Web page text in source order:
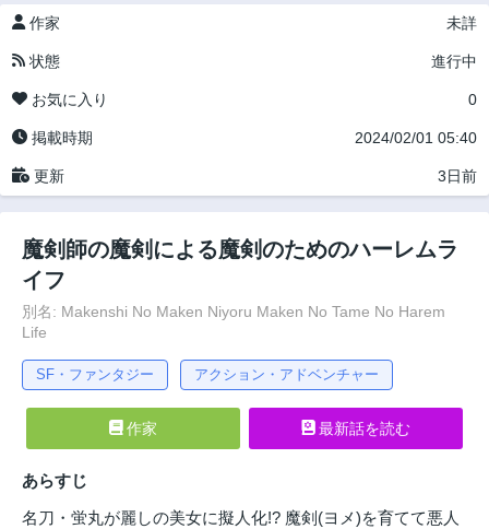
作家 未詳
状態 進行中
お気に入り 0
掲載時期 2024/02/01 05:40
更新 3日前
魔剣師の魔剣による魔剣のためのハーレムラ
イフ
別名: Makenshi No Maken Niyoru Maken No Tame No Harem
Life
SF・ファンタジー アクション・アドベンチャー
作家 最新話を読む
あらすじ
名刀・蛍丸が麗しの美女に擬人化!? 魔剣(ヨメ)を育てて悪人